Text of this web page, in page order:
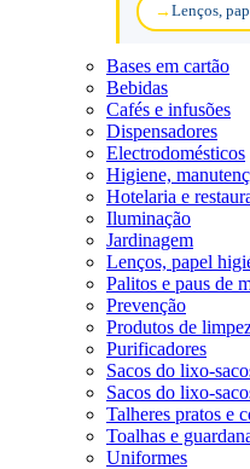
Lenços,
Bases em cartão
Bebidas
Cafés e infusões
Dispensadores
Electrodomésticos
Higiene,
Hotelaria e
Iluminação
Jardinagem
Lenços, papel
Palitos e paus de
Prevenção
Produtos de
Purificadores
Sacos do lixo-
Sacos do lixo-
Talheres pratos e
Toalhas e
Uniformes